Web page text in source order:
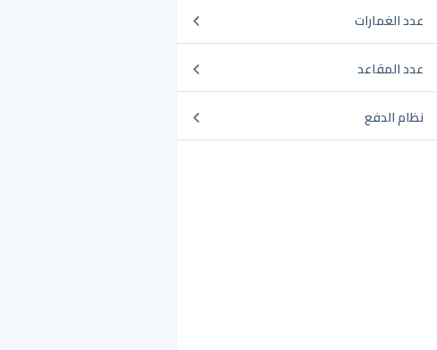
عدد الغمارات
عدد المقاعد
نظام الدفع